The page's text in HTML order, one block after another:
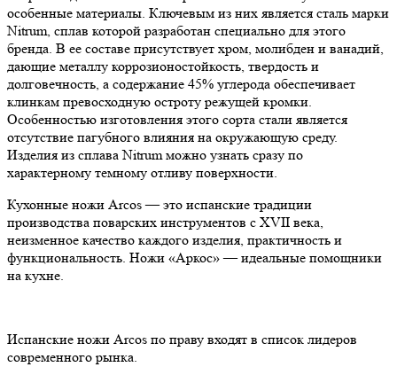
особенные материалы. Ключевым из них является сталь марки
Nitrum, сплав которой разработан специально для этого
бренда. В ее составе присутствует хром, молибден и ванадий,
дающие металлу коррозионостойкость, твердость и
долговечность, а содержание 45% углерода обеспечивает
клинкам превосходную остроту режущей кромки.
Особенностью изготовления этого сорта стали является
отсутствие пагубного влияния на окружающую среду.
Изделия из сплава Nitrum можно узнать сразу по
характерному темному отливу поверхности.
Кухонные ножи Arcos — это испанские традиции
производства поварских инструментов с XVII века,
неизменное качество каждого изделия, практичность и
функциональность. Ножи «Аркос» — идеальные помощники
на кухне.
Испанские ножи Arcos по праву входят в список лидеров
современного рынка.